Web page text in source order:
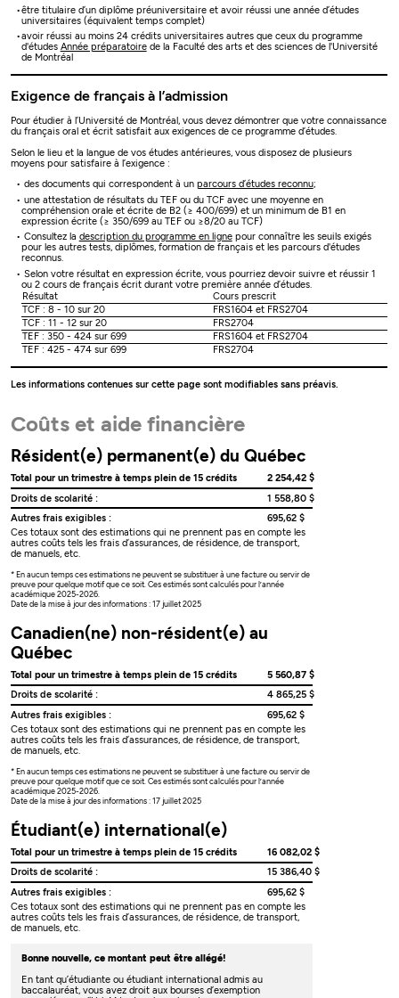
être titulaire d’un diplôme préuniversitaire et avoir réussi une année d’études
universitaires (équivalent temps complet)
avoir réussi au moins 24 crédits universitaires autres que ceux du programme
d'études Année préparatoirede la Faculté des arts et des sciences de l'Université
de Montréal
Exigence de français à l’admission
Pour étudier à l’Université de Montréal, vous devez démontrer que votre connaissance
du français oral et écrit satisfait aux exigences de ce programme d’études.
Selon le lieu et la langue de vos études antérieures, vous disposez de plusieurs
moyens pour satisfaire à l’exigence :
des documents qui correspondent à un parcours d’études reconnu;
une attestation de résultats du TEF ou du TCF avec une moyenne en
compréhension orale et écrite de B2 (≥ 400/699) et un minimum de B1 en
expression écrite (≥ 350/699 au TEF ou ≥8/20 au TCF)
Consultez la description du programme en lignepour connaître les seuils exigés
pour les autres tests, diplômes, formation de français et les parcours d'études
reconnus.
Selon votre résultat en expression écrite, vous pourriez devoir suivre et réussir 1
ou 2 cours de français écrit durant votre première année d’études.
Résultat
Cours prescrit
TCF : 8 - 10 sur 20
FRS1604 et FRS2704
TCF : 11 - 12 sur 20
FRS2704
TEF : 350 - 424 sur 699
FRS1604 et FRS2704
TEF : 425 - 474 sur 699
FRS2704
Les informations contenues sur cette page sont modifiables sans préavis.
Coûts et aide financière
Résident(e) permanent(e) du Québec
Total pour un trimestre à temps plein de 15 crédits
2 254,42 $
Droits de scolarité :
1 558,80 $
Autres frais exigibles :
695,62 $
Ces totaux sont des estimations qui ne prennent pas en compte les
autres coûts tels les frais d’assurances, de résidence, de transport,
de manuels, etc.
* En aucun temps ces estimations ne peuvent se substituer à une facture ou servir de
preuve pour quelque motif que ce soit. Ces estimés sont calculés pour l’année
académique 2025-2026.
Date de la mise à jour des informations : 17 juillet 2025
Canadien(ne) non-résident(e) au
Québec
Total pour un trimestre à temps plein de 15 crédits
5 560,87 $
Droits de scolarité :
4 865,25 $
Autres frais exigibles :
695,62 $
Ces totaux sont des estimations qui ne prennent pas en compte les
autres coûts tels les frais d’assurances, de résidence, de transport,
de manuels, etc.
* En aucun temps ces estimations ne peuvent se substituer à une facture ou servir de
preuve pour quelque motif que ce soit. Ces estimés sont calculés pour l’année
académique 2025-2026.
Date de la mise à jour des informations : 17 juillet 2025
Étudiant(e) international(e)
Total pour un trimestre à temps plein de 15 crédits
16 082,02 $
Droits de scolarité :
15 386,40 $
Autres frais exigibles :
695,62 $
Ces totaux sont des estimations qui ne prennent pas en compte les
autres coûts tels les frais d’assurances, de résidence, de transport,
de manuels, etc.
Bonne nouvelle, ce montant peut être allégé!
En tant qu’étudiante ou étudiant international admis au
baccalauréat, vous avez droit aux bourses d’exemption